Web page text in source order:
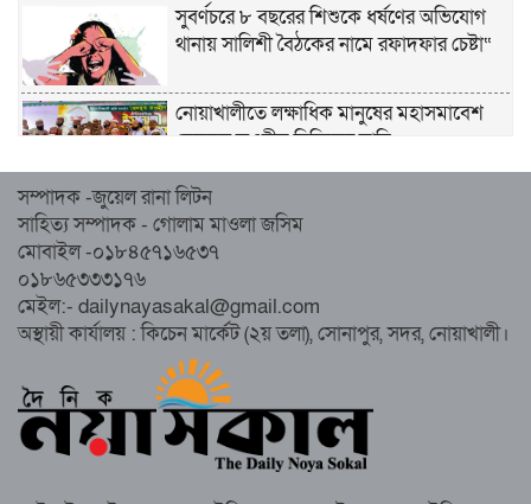
সুবর্ণচরে ৮ বছরের শিশুকে ধর্ষণের অভিযোগ
থানায় সালিশী বৈঠকের নামে রফাদফার চেষ্টা“
নোয়াখালীতে লক্ষাধিক মানুষের মহাসমাবেশ
হেজবুত তওহীদ নিষিদ্ধের দাবি
নোয়াখালীতে ইসলামী মহাসমাবেশের প্রস্তুতি
সম্পন্ন, অংশ নেবেন লক্ষাধিক মানুষ
নোয়াখালীতে ইসলামী ছাত্রশিবিরের ‘অদম্য
জুলাই’ মিছিল
সুবর্ণচরে মায়ের অভিযোগে সাবেক ভাইস
চেয়ারম্যান গ্রেপ্তার
সম্পাদক -জুয়েল রানা লিটন
সাহিত্য সম্পাদক - গোলাম মাওলা জসিম
মোবাইল -০১৮৪৫৭১৬৫৩৭
০১৮৬৫৩৩৩১৭৬
মেইল:- dailynayasakal@gmail.com
অস্থায়ী কার্যালয় : কিচেন মার্কেট (২য় তলা), সোনাপুর, সদর, নোয়াখালী।